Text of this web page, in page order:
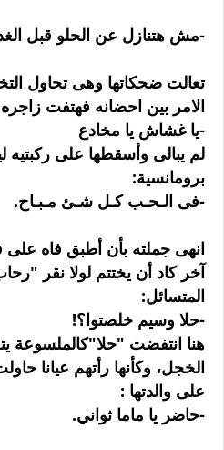
-مش هتنازل عن الحلو قبل
تعالت ضحكاتها وهى تحاول
الامر بين احضانه فهتفت زاجره
-يا غشاش يا مخادع
لم يبالى وأسقطها على ركبتيه
برومانسية:
-فى الـحـب كـل شـئ مـبـاح.
انهى جملته بأن أطبق فاه على
آخر كاد أن يختتم لولا نقر
المتسائل:
-حلا وسيم خلصتوا؟!
هنا انتفضت "حلا"كالملسوعة
الخجل، وكأنها رأتهم عيانا
على والدتها :
-حاضر يا ماما ثواني.